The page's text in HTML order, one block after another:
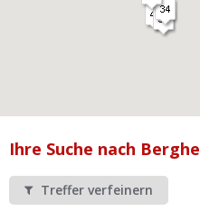
Ihre Suche nach
Treffer verfeinern